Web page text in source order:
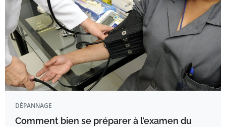
DÉPANNAGE
Comment bien se préparer à l’examen du